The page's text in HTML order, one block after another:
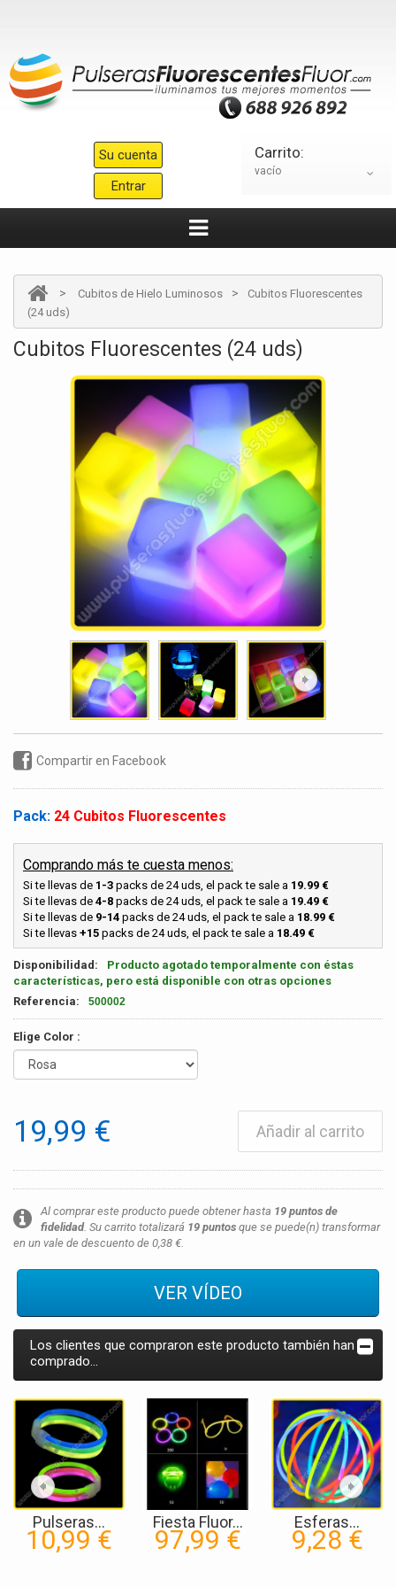
Su cuenta
Entrar
Carrito:
vacío
> Cubitos de Hielo Luminosos >
Cubitos Fluorescentes
(24 uds)
Cubitos Fluorescentes (24 uds)
Compartir en Facebook
Pack: 24 Cubitos Fluorescentes
Comprando más te cuesta menos:
Si te llevas de 1-3 packs de 24 uds, el pack te sale a 19.99 €
Si te llevas de 4-8 packs de 24 uds, el pack te sale a 19.49 €
Si te llevas de 9-14 packs de 24 uds, el pack te sale a 18.99 €
Si te llevas +15 packs de 24 uds, el pack te sale a 18.49 €
Disponibilidad:
Producto agotado temporalmente con éstas
características, pero está disponible con otras opciones
Referencia:
500002
Elige Color :
19,99 € Añadir al carrito
Al comprar este producto puede obtener hasta 19 puntos de
fidelidad. Su carrito totalizará 19 puntos que se puede(n) transformar
en un vale de descuento de 0,38 €.
VER VÍDEO
Los clientes que compraron este producto también han
comprado...
Pulseras...
10,99 €
Fiesta Fluor...
97,99 €
Esferas...
9,28 €